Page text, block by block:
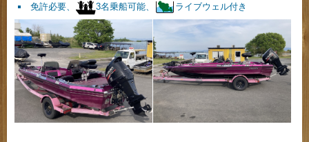
免許必要、
3名乗船可能、 ライブウェル付き